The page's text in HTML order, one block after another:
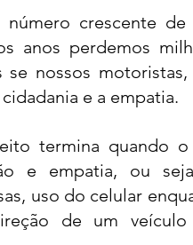
crescente
anos perdemos
se nossos
e a empatia.
termina quando
e empatia, ou
uso do celular
de um